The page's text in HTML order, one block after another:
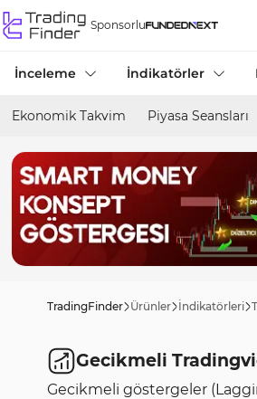
Sponsorlu
İnceleme İndikatörler
Ekonomik Takvim Piyasa Seansları
TradingFinder Ürünler İndikatörleri
Gecikmeli
Gecikmeli göstergeler